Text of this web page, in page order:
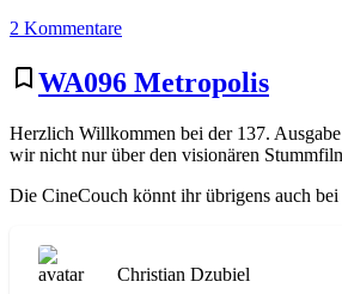
2 Kommentarezu
The
General
bookmark_border WA096 Metropolis
Herzlich Willkommen bei der 137.
wir nicht nur über den visionären
Die CineCouch könnt ihr übrigens auch bei
Christian Dzubiel